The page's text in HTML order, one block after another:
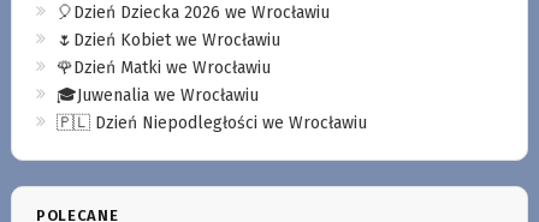
🎈Dzień Dziecka 2026 we Wrocławiu
🌷Dzień Kobiet we Wrocławiu
🌹Dzień Matki we Wrocławiu
🎓Juwenalia we Wrocławiu
🇵🇱 Dzień Niepodległości we Wrocławiu
POLECANE